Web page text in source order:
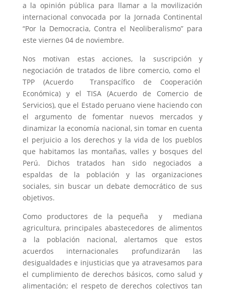
a la opinión pública para llamar a la movilización
internacional convocada por la Jornada Continental
“Por la Democracia, Contra el Neoliberalismo” para
este viernes 04 de noviembre.
Nos motivan estas acciones, la suscripción y
negociación de tratados de libre comercio, como el
TPP (Acuerdo Transpacífico de Cooperación
Económica) y el TISA (Acuerdo de Comercio de
Servicios), que el Estado peruano viene haciendo con
el argumento de fomentar nuevos mercados y
dinamizar la economía nacional, sin tomar en cuenta
el perjuicio a los derechos y la vida de los pueblos
que habitamos las montañas, valles y bosques del
Perú. Dichos tratados han sido negociados a
espaldas de la población y las organizaciones
sociales, sin buscar un debate democrático de sus
objetivos.
Como productores de la pequeña y mediana
agricultura, principales abastecedores de alimentos
a la población nacional, alertamos que estos
acuerdos internacionales profundizarán las
desigualdades e injusticias que ya atravesamos para
el cumplimiento de derechos básicos, como salud y
alimentación; el respeto de derechos colectivos tan